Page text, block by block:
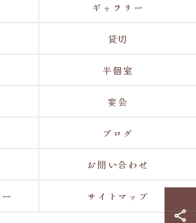
ギャラリー
貸切
半個室
宴会
ブログ
お問い合わせ
サイトマップ